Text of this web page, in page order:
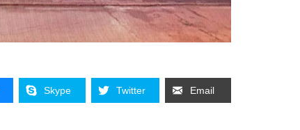
Skype Twitter Email